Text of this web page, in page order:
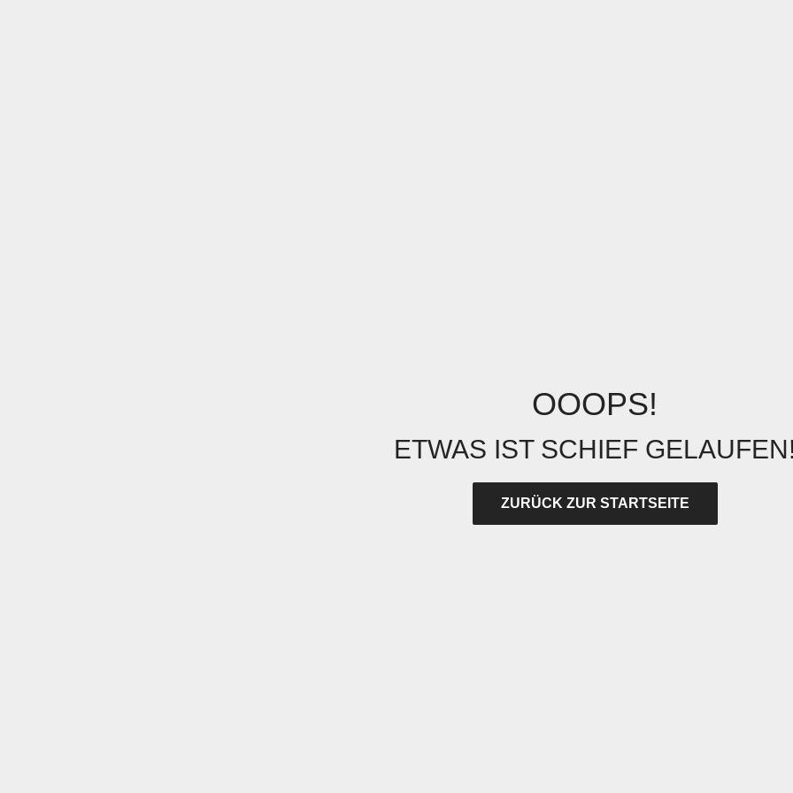
OOOPS!
ETWAS IST SCHIEF
ZURÜCK ZUR STARTSEITE